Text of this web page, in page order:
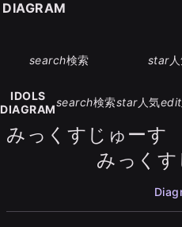
search検索 star
IDOLS
DIAGRAM
search検索star人気
みっくすじゅーす
みっく